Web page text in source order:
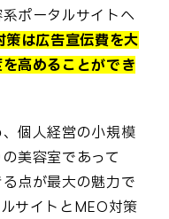
ポータルサイトへ
策は広告宣伝費を大
高めることができ
個人経営の小規模
美容室であって
点が最大の魅力で
サイトとMEO対策